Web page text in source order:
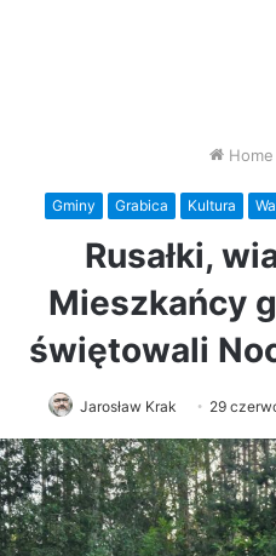
Home
Gminy Grabica Kultura
Rusałki,
Mieszkańcy
świętowali
Jarosław Krak 29